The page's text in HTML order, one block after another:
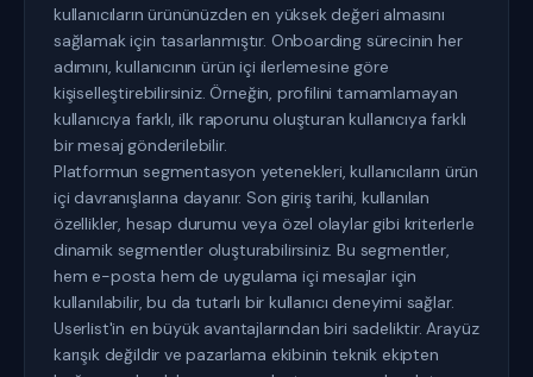
kullanıcıların ürününüzden en yüksek değeri almasını
sağlamak için tasarlanmıştır. Onboarding sürecinin her
adımını, kullanıcının ürün içi ilerlemesine göre
kişiselleştirebilirsiniz. Örneğin, profilini tamamlamayan
kullanıcıya farklı, ilk raporunu oluşturan kullanıcıya farklı
bir mesaj gönderilebilir.
Platformun segmentasyon yetenekleri, kullanıcıların ürün
içi davranışlarına dayanır. Son giriş tarihi, kullanılan
özellikler, hesap durumu veya özel olaylar gibi kriterlerle
dinamik segmentler oluşturabilirsiniz. Bu segmentler,
hem e-posta hem de uygulama içi mesajlar için
kullanılabilir, bu da tutarlı bir kullanıcı deneyimi sağlar.
Userlist'in en büyük avantajlarından biri sadeliktir. Arayüz
karışık değildir ve pazarlama ekibinin teknik ekipten